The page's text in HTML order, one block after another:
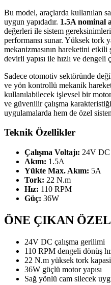
Bu model, araçlarda kullanılan
uygun yapıdadır. 1.5A nominal
değerleri ile sistem
performansı sunar. Yüksek tork
mekanizmasının hareketini
devirli yapısı ile hızlı ve dengeli
Sadece otomotiv sektöründe
ve yön kontrollü mekanik
kullanılabilecek işlevsel bir
ve güvenilir çalışma
uygulamalarda hem de özel
Teknik Özellikler
Çalışma Voltajı: 24V DC
Akım: 1.5A
Yükte Max. Akım: 5A
Tork: 22 N.m
Hız: 110 RPM
Güç: 36W
ÖNE ÇIKAN
24V DC çalışma gerilimi
110 RPM dengeli dönüş
22 N.m yüksek tork
36W güçlü motor yapısı
Sağ yönlü cam silecek